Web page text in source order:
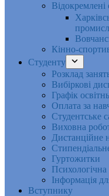
Відокремлені
Кінно-
Студенту
Розклад
Вибіркові
Графік
Оплата за
Студентське
Виховна
Дистанційне
Гуртожитки
Інформація
Вступнику